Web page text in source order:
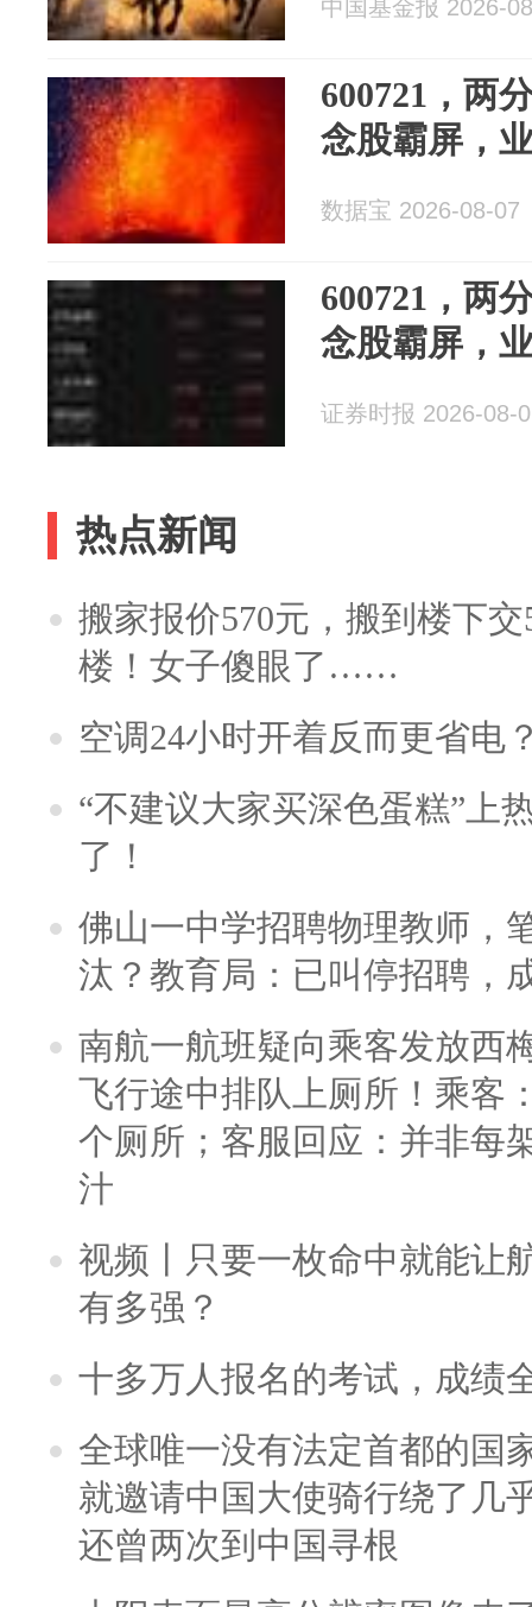
中国基金报 2026-
600721，两
念股霸屏，
数据宝 2026-08-07
600721，两
念股霸屏，
证券时报 2026-08-
热点新闻
搬家报价570元，搬到楼下
楼！女子傻眼了……
空调24小时开着反而更省电
“不建议大家买深色蛋糕”上
了！
佛山一中学招聘物理教师，
汰？教育局：已叫停招聘，
南航一航班疑向乘客发放西
飞行途中排队上厕所！乘客
个厕所；客服回应：并非每
汁
视频丨只要一枚命中就能让
有多强？
十多万人报名的考试，成绩
全球唯一没有法定首都的国
就邀请中国大使骑行绕了几
还曾两次到中国寻根